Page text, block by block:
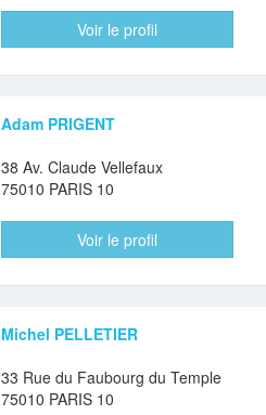
Voir le profil
Adam PRIGENT
38 Av. Claude Vellefaux
75010 PARIS 10
Voir le profil
Michel PELLETIER
33 Rue du Faubourg du Temple
75010 PARIS 10